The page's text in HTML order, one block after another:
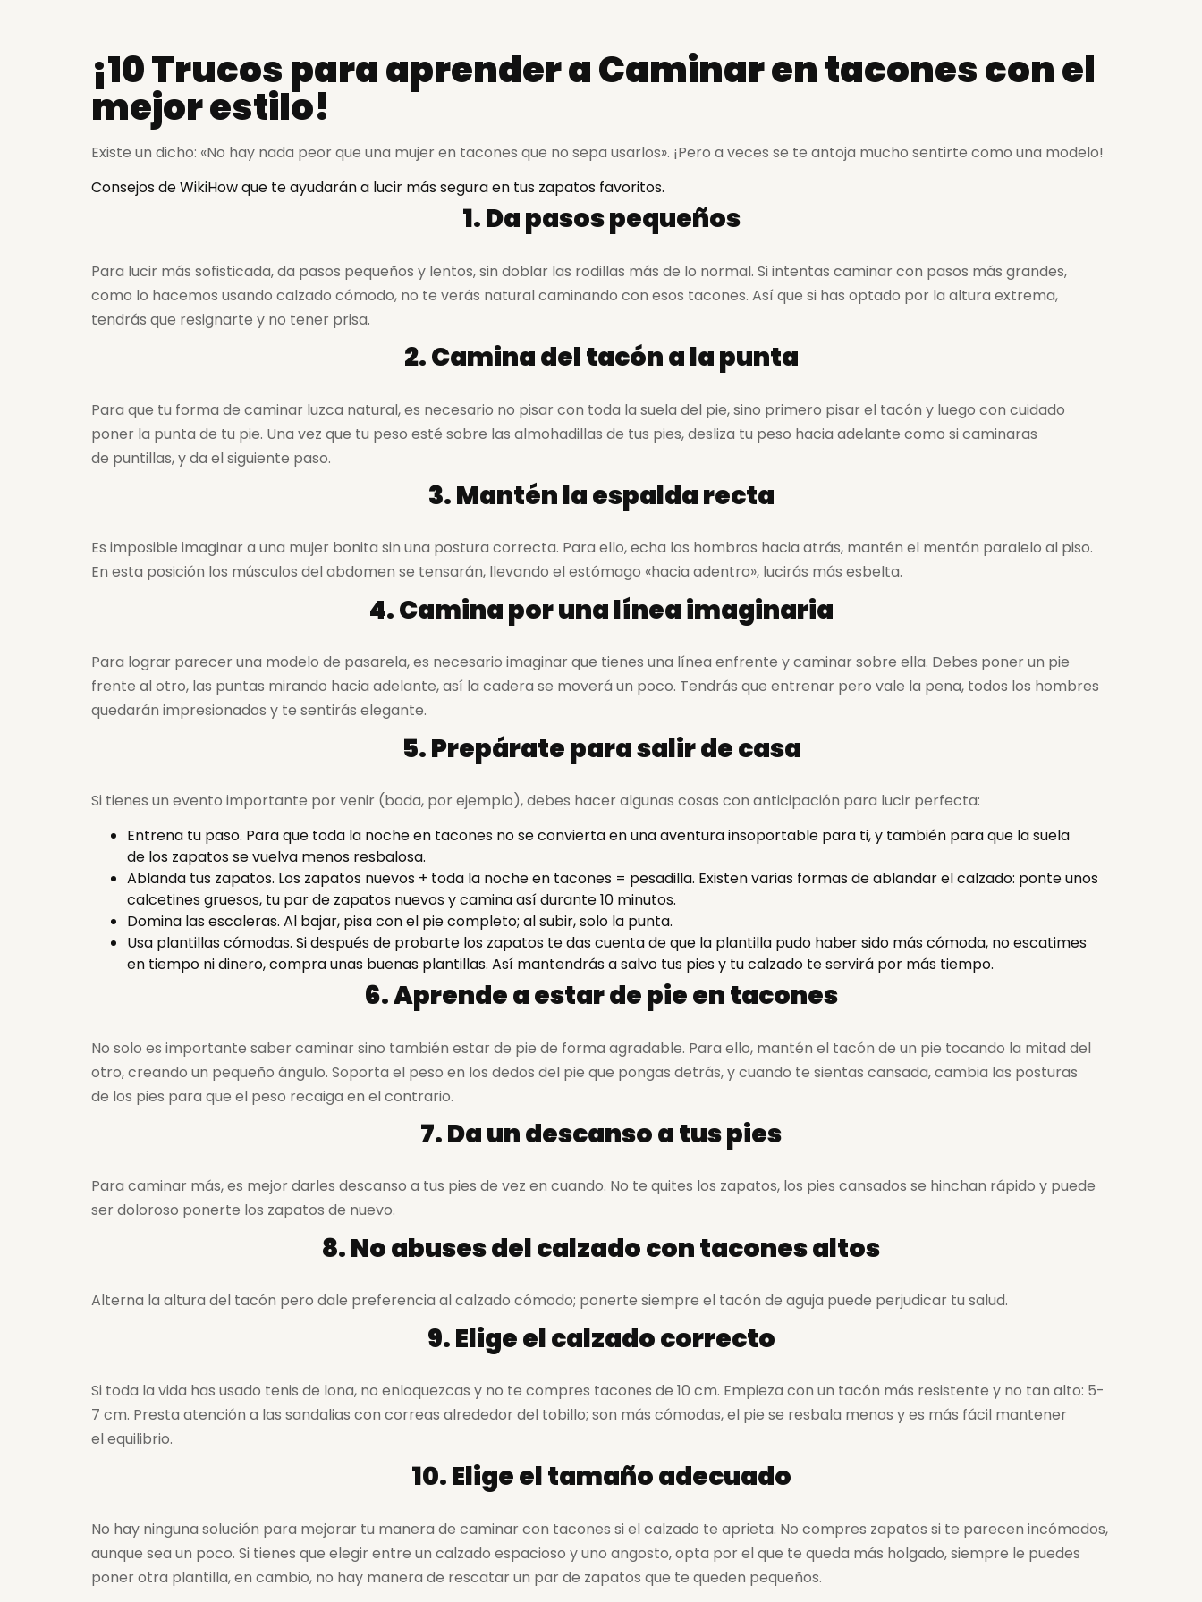
¡10 Trucos para aprender a Caminar en tacones con el
mejor estilo!
Existe un dicho: «No hay nada peor que una mujer en tacones que no sepa usarlos». ¡Pero a veces se te antoja mucho sentirte como una modelo!
Consejos de WikiHow que te ayudarán a lucir más segura en tus zapatos favoritos.
1. Da pasos pequeños
Para lucir más sofisticada, da pasos pequeños y lentos, sin doblar las rodillas más de lo normal. Si intentas caminar con pasos más grandes,
como lo hacemos usando calzado cómodo, no te verás natural caminando con esos tacones. Así que si has optado por la altura extrema,
tendrás que resignarte y no tener prisa.
2. Camina del tacón a la punta
Para que tu forma de caminar luzca natural, es necesario no pisar con toda la suela del pie, sino primero pisar el tacón y luego con cuidado
poner la punta de tu pie. Una vez que tu peso esté sobre las almohadillas de tus pies, desliza tu peso hacia adelante como si caminaras
de puntillas, y da el siguiente paso.
3. Mantén la espalda recta
Es imposible imaginar a una mujer bonita sin una postura correcta. Para ello, echa los hombros hacia atrás, mantén el mentón paralelo al piso.
En esta posición los músculos del abdomen se tensarán, llevando el estómago «hacia adentro», lucirás más esbelta.
4. Camina por una línea imaginaria
Para lograr parecer una modelo de pasarela, es necesario imaginar que tienes una línea enfrente y caminar sobre ella. Debes poner un pie
frente al otro, las puntas mirando hacia adelante, así la cadera se moverá un poco. Tendrás que entrenar pero vale la pena, todos los hombres
quedarán impresionados y te sentirás elegante.
5. Prepárate para salir de casa
Si tienes un evento importante por venir (boda, por ejemplo), debes hacer algunas cosas con anticipación para lucir perfecta:
Entrena tu paso. Para que toda la noche en tacones no se convierta en una aventura insoportable para ti, y también para que la suela
de los zapatos se vuelva menos resbalosa.
Ablanda tus zapatos. Los zapatos nuevos + toda la noche en tacones = pesadilla. Existen varias formas de ablandar el calzado: ponte unos
calcetines gruesos, tu par de zapatos nuevos y camina así durante 10 minutos.
Domina las escaleras. Al bajar, pisa con el pie completo; al subir, solo la punta.
Usa plantillas cómodas. Si después de probarte los zapatos te das cuenta de que la plantilla pudo haber sido más cómoda, no escatimes
en tiempo ni dinero, compra unas buenas plantillas. Así mantendrás a salvo tus pies y tu calzado te servirá por más tiempo.
6. Aprende a estar de pie en tacones
No solo es importante saber caminar sino también estar de pie de forma agradable. Para ello, mantén el tacón de un pie tocando la mitad del
otro, creando un pequeño ángulo. Soporta el peso en los dedos del pie que pongas detrás, y cuando te sientas cansada, cambia las posturas
de los pies para que el peso recaiga en el contrario.
7. Da un descanso a tus pies
Para caminar más, es mejor darles descanso a tus pies de vez en cuando. No te quites los zapatos, los pies cansados se hinchan rápido y puede
ser doloroso ponerte los zapatos de nuevo.
8. No abuses del calzado con tacones altos
Alterna la altura del tacón pero dale preferencia al calzado cómodo; ponerte siempre el tacón de aguja puede perjudicar tu salud.
9. Elige el calzado correcto
Si toda la vida has usado tenis de lona, no enloquezcas y no te compres tacones de 10 cm. Empieza con un tacón más resistente y no tan alto: 5-
7 cm. Presta atención a las sandalias con correas alrededor del tobillo; son más cómodas, el pie se resbala menos y es más fácil mantener
el equilibrio.
10. Elige el tamaño adecuado
No hay ninguna solución para mejorar tu manera de caminar con tacones si el calzado te aprieta. No compres zapatos si te parecen incómodos,
aunque sea un poco. Si tienes que elegir entre un calzado espacioso y uno angosto, opta por el que te queda más holgado, siempre le puedes
poner otra plantilla, en cambio, no hay manera de rescatar un par de zapatos que te queden pequeños.